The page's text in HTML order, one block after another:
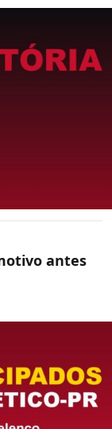
antes